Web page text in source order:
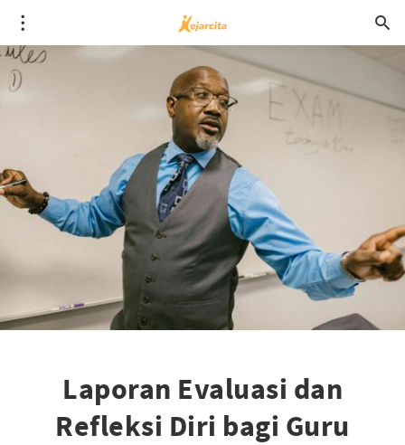
Laporan Evaluasi dan
Refleksi Diri bagi Guru